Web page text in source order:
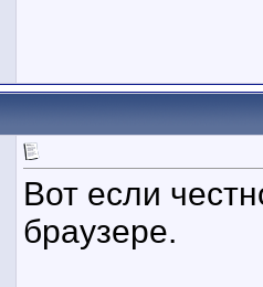
Вот если
браузере.